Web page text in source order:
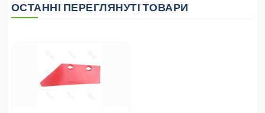
ОСТАННІ ПЕРЕГЛЯНУТІ ТОВАРИ